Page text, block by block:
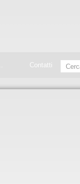
Contatti